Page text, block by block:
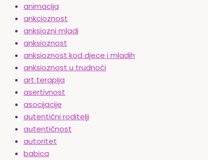
animacija
ankcioznost
anksiozni mladi
anksioznost
anksioznost kod djece i mladih
anksioznost u trudnoći
art terapija
asertivnost
asocijacije
autentični roditelji
autentičnost
autoritet
babica